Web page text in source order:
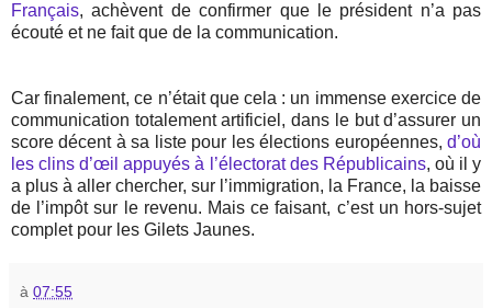
Français, achèvent de confirmer que le président n’a pas
écouté et ne fait que de la communication.
Car finalement, ce n’était que cela : un immense exercice de
communication totalement artificiel, dans le but d’assurer un
score décent à sa liste pour les élections européennes, d’où
les clins d’œil appuyés à l’électorat des Républicains, où il y
a plus à aller chercher, sur l’immigration, la France, la baisse
de l’impôt sur le revenu. Mais ce faisant, c’est un hors-sujet
complet pour les Gilets Jaunes.
à 07:55